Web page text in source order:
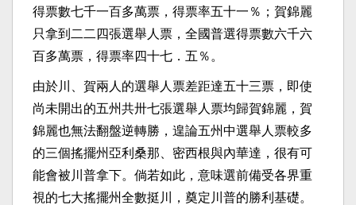
得票數七千一百多萬票，得票率五十一％；賀錦麗
只拿到二二四張選舉人票，全國普選得票數六千六
百多萬票，得票率四十七．五％。
由於川、賀兩人的選舉人票差距達五十三票，即使
尚未開出的五州共卅七張選舉人票均歸賀錦麗，賀
錦麗也無法翻盤逆轉勝，遑論五州中選舉人票較多
的三個搖擺州亞利桑那、密西根與內華達，很有可
能會被川普拿下。倘若如此，意味選前備受各界重
視的七大搖擺州全數挺川，奠定川普的勝利基礎。